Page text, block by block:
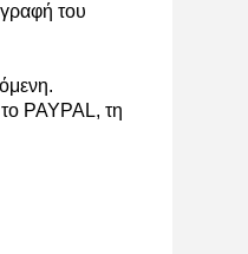
του
PAYPAL, τη